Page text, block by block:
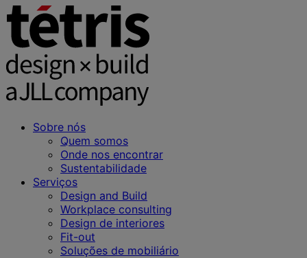
Sobre nós
Quem somos
Onde nos encontrar
Sustentabilidade
Serviços
Design and Build
Workplace consulting
Design de interiores
Fit-out
Soluções de mobiliário